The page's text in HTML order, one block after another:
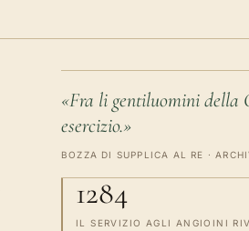
«Fra li gentiluomini della
esercizio.»
BOZZA DI SUPPLICA AL RE ·
1284
IL SERVIZIO AGLI ANGIOINI